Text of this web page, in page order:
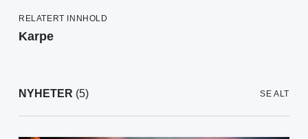
RELATERT INNHOLD
Karpe
NYHETER (5) SE ALT